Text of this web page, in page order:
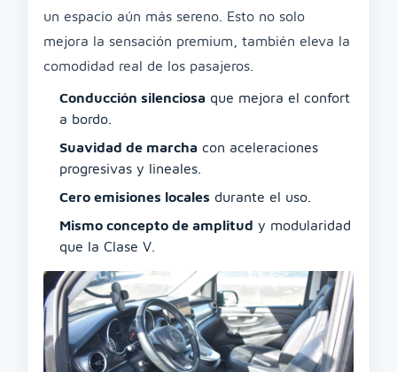
un espacio aún más sereno. Esto no solo
mejora la sensación premium, también eleva la
comodidad real de los pasajeros.
Conducción silenciosa que mejora el confort
a bordo.
Suavidad de marcha con aceleraciones
progresivas y lineales.
Cero emisiones locales durante el uso.
Mismo concepto de amplitud y modularidad
que la Clase V.